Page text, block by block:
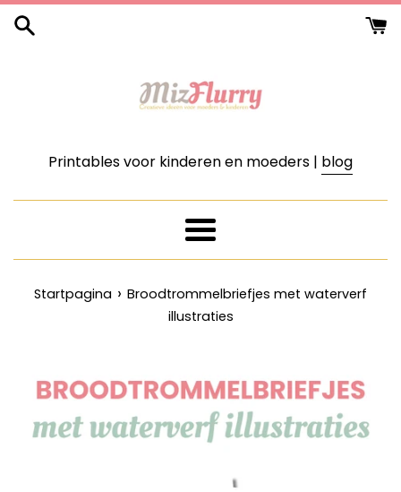
Meteen
naar
Printables voor kinderen en moeders | blog
Menu
Startpagina › Broodtrommelbriefjes met waterverf
illustraties